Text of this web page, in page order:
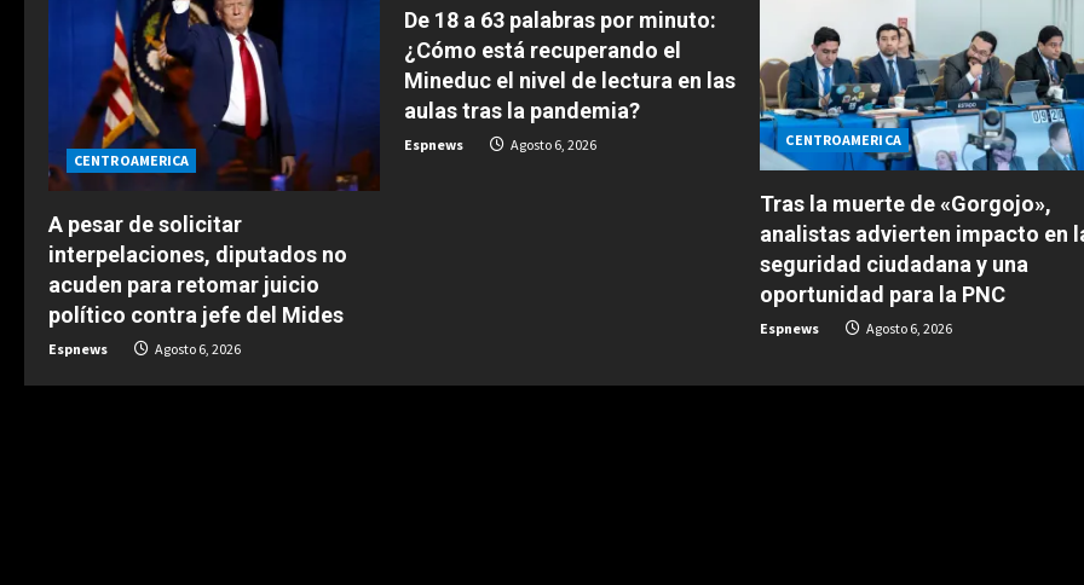
a
d
i
n
CENTROAMERICA
A pesar de solicitar
interpelaciones, diputados no
acuden para retomar juicio
político contra jefe del Mides
Espnews Agosto 6, 2026
De 18 a 63 palabras por minuto:
¿Cómo está recuperando el
Mineduc el nivel de lectura en las
aulas tras la pandemia?
Espnews Agosto 6, 2026 CENTROAMERICA
Tras la muerte de «Gorgojo»,
analistas advierten impacto en
seguridad ciudadana y una
oportunidad para la PNC
Espnews Agosto 6, 2026